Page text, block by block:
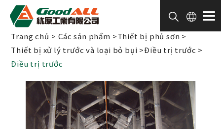
Trang chủ Các sản phẩm
Thiết bị phủ sơn
Thiết bị xử lý trước và loại bỏ bụi
Điều trị trước
Điều trị trước
Bảng quản lý cookie